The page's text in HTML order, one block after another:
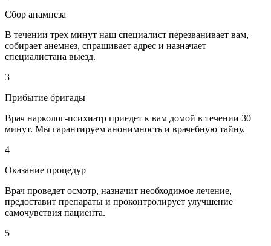
Сбор анамнеза
В течении трех минут наш специалист перезванивает вам,
собирает анемнез, спрашивает адрес и назначает
специалистана выезд.
3
Прибытие бригады
Врач нарколог-психиатр приедет к вам домой в течении 30
минут. Мы гарантируем анонимность и врачебную тайну.
4
Оказание процедур
Врач проведет осмотр, назначит необходимое лечение,
предоставит препараты и проконтролирует улучшение
самочувствия пациента.
5